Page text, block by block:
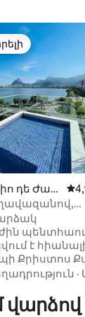
306 կարծիք
լավագույն
դե Ժան
է
Քրիստոս
և ջրվեժով,
լվացարանով
·